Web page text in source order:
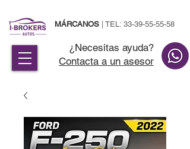
MÁRCANOS | TEL: 33-39-55-55-58
¿Necesitas ayuda?
Contacta a un asesor